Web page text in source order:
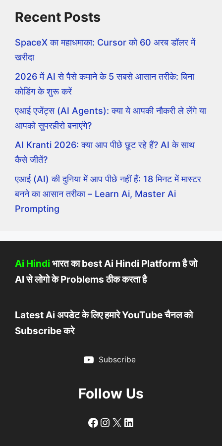
Recent Posts
SpaceX का महाधमाका: Cursor को 60 अरब डॉलर में
खरीदा
2026 में AI से पैसे कमाने के 5 सबसे आसान तरीके: बिना
कोडिंग के शुरू करें
एआई एजेंट्स (AI Agents): क्या ये आपकी नौकरी ले लेंगे या
आपको सुपरहीरो बनाएंगे?
AI Kranti 2026: क्या आप पीछे छूट रहे हैं? AI के साथ
कैसे जीतें?
एआई (AI) की दुनिया में आप पीछे नहीं हैं: 18 मिनट में मास्टर
बनने का आसान तरीका – Learn Ai, Master Ai
Prompting
Ai Hindi भारत का best Ai Hindi Platform है जो
AI से लोगो के Problems ठीक करता है
Latest Ai अपडेट के लिए हमारे YouTube चैनल को
Subscribe करे
Subscribe
Follow Us
Follow
Follow
X LinkedIn